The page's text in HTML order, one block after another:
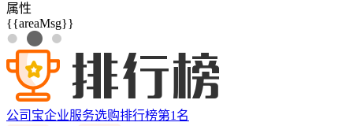
属性
{{areaMsg}}
公司宝企业服务选购排行榜第1 名